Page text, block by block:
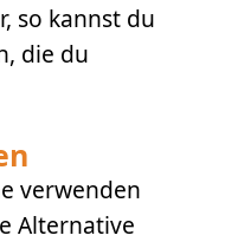
so kannst du
die du
verwenden
Alternative